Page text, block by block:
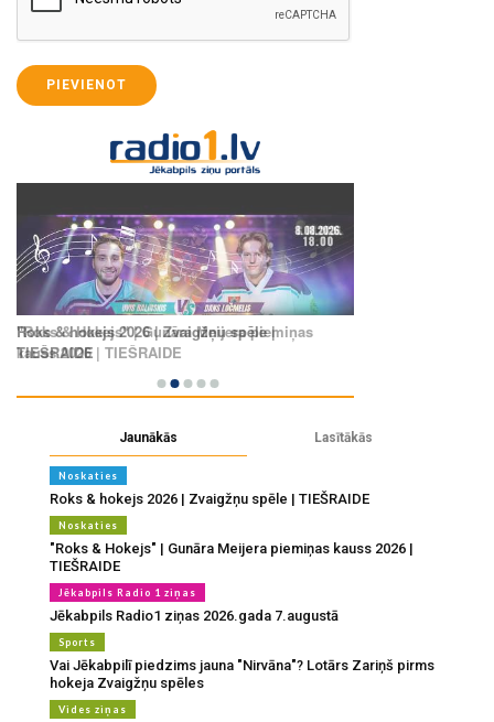
PIEVIENOT
Jaunākās Lasītākās
Noskaties
Roks & hokejs 2026 | Zvaigžņu spēle | TIEŠRAIDE
Noskaties
"Roks & Hokejs" | Gunāra Meijera piemiņas kauss 2026 |
TIEŠRAIDE
Jēkabpils Radio 1 ziņas
Jēkabpils Radio1 ziņas 2026.gada 7.augustā
Sports
Vai Jēkabpilī piedzims jauna "Nirvāna"? Lotārs Zariņš pirms
hokeja Zvaigžņu spēles
Vides ziņas